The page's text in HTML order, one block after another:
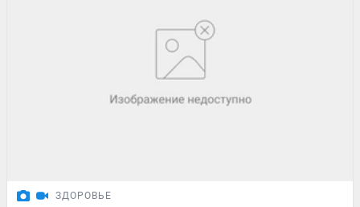
ЗДОРОВЬЕ